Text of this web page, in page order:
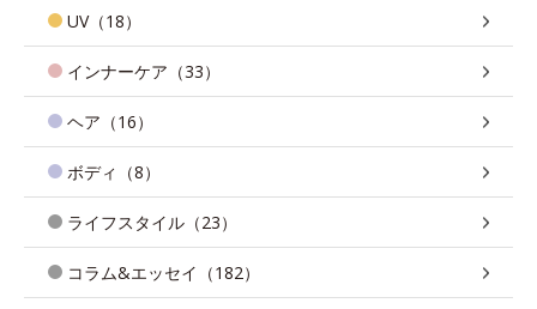
UV（18）
インナーケア（33）
ヘア（16）
ボディ（8）
ライフスタイル（23）
コラム&エッセイ（182）